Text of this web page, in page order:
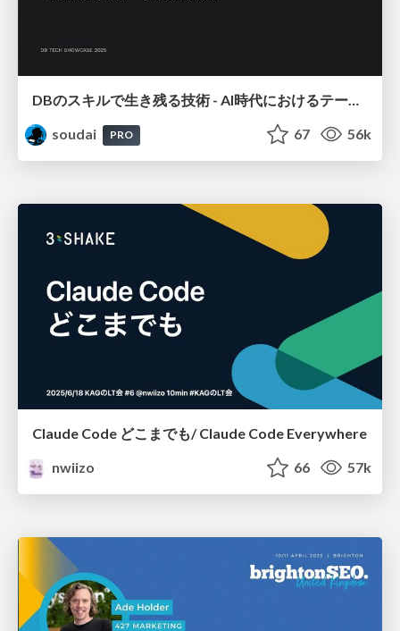
DBのスキルで生き残る技術 - AI時代におけるテーブル設計の勘所
soudai
PRO 67 56k
Claude Code どこまでも/ Claude Code Everywhere
nwiizo
66 57k